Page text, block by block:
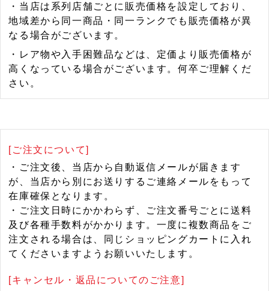
・当店は系列店舗ごとに販売価格を設定しており、
地域差から同一商品・同一ランクでも販売価格が異
なる場合がございます。
・レア物や入手困難品などは、定価より販売価格が
高くなっている場合がございます。何卒ご理解くだ
さい。
[ご注文について]
・ご注文後、当店から自動返信メールが届きます
が、当店から別にお送りするご連絡メールをもって
在庫確保となります。
・ご注文日時にかかわらず、ご注文番号ごとに送料
及び各種手数料がかかります。一度に複数商品をご
注文される場合は、同じショッピングカートに入れ
てくださいますようお願いいたします。
[キャンセル・返品についてのご注意]